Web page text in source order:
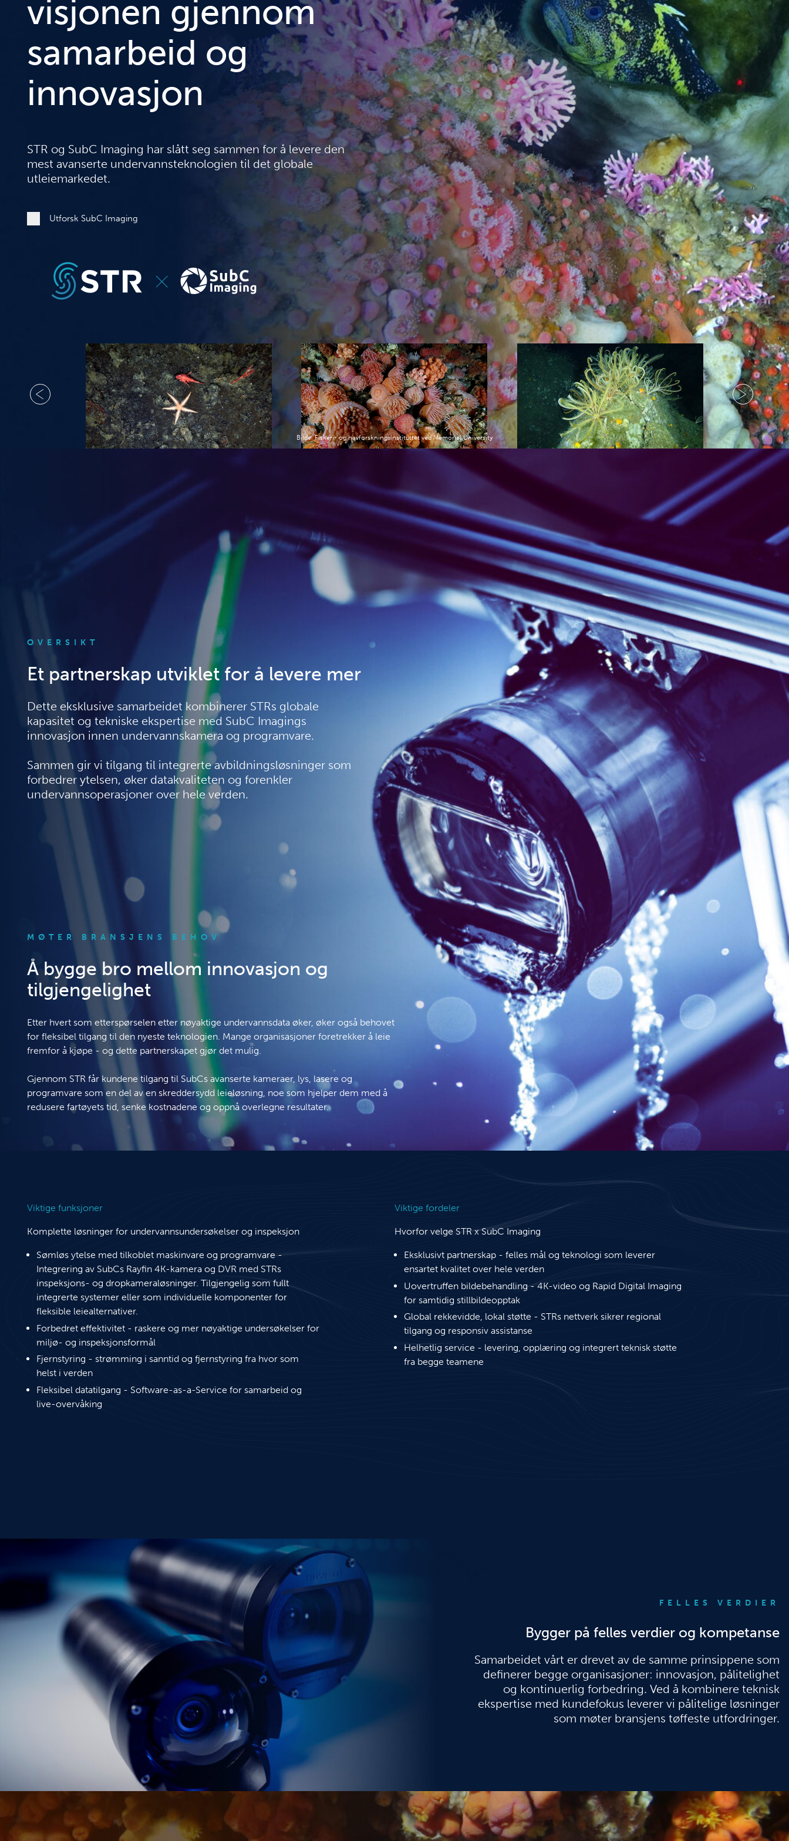
visjonen gjennom
samarbeid og
innovasjon
STR og SubC Imaging har slått seg sammen for å levere den
mest avanserte undervannsteknologien til det globale
utleiemarkedet.
Utforsk SubC Imaging
Bilde: Fiskeri- og havforskningsinstituttet ved Memorial University
OVERSIKT
Et partnerskap utviklet for å levere mer
Dette eksklusive samarbeidet kombinerer STRs globale
kapasitet og tekniske ekspertise med SubC Imagings
innovasjon innen undervannskamera og programvare.
Sammen gir vi tilgang til integrerte avbildningsløsninger som
forbedrer ytelsen, øker datakvaliteten og forenkler
undervannsoperasjoner over hele verden.
MØTER BRANSJENS BEHOV
Å bygge bro mellom innovasjon og
tilgjengelighet
Etter hvert som etterspørselen etter nøyaktige undervannsdata øker, øker også behovet
for fleksibel tilgang til den nyeste teknologien. Mange organisasjoner foretrekker å leie
fremfor å kjøpe - og dette partnerskapet gjør det mulig.
Gjennom STR får kundene tilgang til SubCs avanserte kameraer, lys, lasere og
programvare som en del av en skreddersydd leieløsning, noe som hjelper dem med å
redusere fartøyets tid, senke kostnadene og oppnå overlegne resultater.
Viktige funksjoner
Komplette løsninger for undervannsundersøkelser og inspeksjon
Sømløs ytelse med tilkoblet maskinvare og programvare -
Integrering av SubCs Rayfin 4K-kamera og DVR med STRs
inspeksjons- og dropkameraløsninger. Tilgjengelig som fullt
integrerte systemer eller som individuelle komponenter for
fleksible leiealternativer.
Forbedret effektivitet - raskere og mer nøyaktige undersøkelser for
miljø- og inspeksjonsformål
Fjernstyring - strømming i sanntid og fjernstyring fra hvor som
helst i verden
Fleksibel datatilgang - Software-as-a-Service for samarbeid og
live-overvåking
Viktige fordeler
Hvorfor velge STR x SubC Imaging
Eksklusivt partnerskap - felles mål og teknologi som leverer
ensartet kvalitet over hele verden
Uovertruffen bildebehandling - 4K-video og Rapid Digital Imaging
for samtidig stillbildeopptak
Global rekkevidde, lokal støtte - STRs nettverk sikrer regional
tilgang og responsiv assistanse
Helhetlig service - levering, opplæring og integrert teknisk støtte
fra begge teamene
FELLES VERDIER
Bygger på felles verdier og kompetanse
Samarbeidet vårt er drevet av de samme prinsippene som
definerer begge organisasjoner: innovasjon, pålitelighet
og kontinuerlig forbedring. Ved å kombinere teknisk
ekspertise med kundefokus leverer vi pålitelige løsninger
som møter bransjens tøffeste utfordringer.